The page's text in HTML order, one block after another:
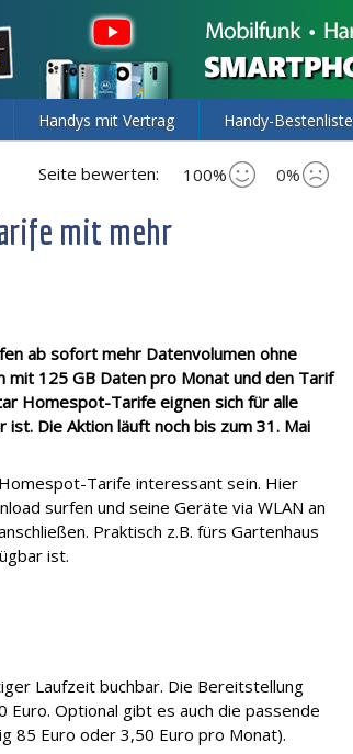
Handys mit Vertrag Handy-Bestenliste
Seite bewerten: 100% 0%
mit mehr
ab sofort mehr Datenvolumen ohne
125 GB Daten pro Monat und den Tarif
Homespot-Tarife eignen sich für alle
Die Aktion läuft noch bis zum 31. Mai
Tarife interessant sein. Hier
surfen und seine Geräte via WLAN an
Praktisch z.B. fürs Gartenhaus
ist.
Laufzeit buchbar. Die Bereitstellung
Optional gibt es auch die passende
85 Euro oder 3,50 Euro pro Monat).